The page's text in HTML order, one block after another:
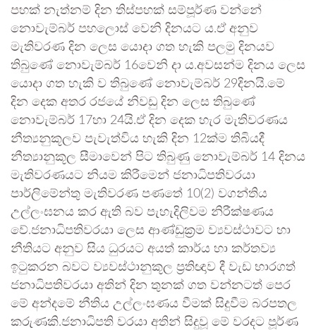
පහක් නැත්නම් දින තිස්පහක් සම්පූර්ණ වන්නේ
නොවැම්බර් පහලොස් වෙනි දිනයට ය.ඒ අනුව
මැතිවරණ දින ලෙස යොදා ගත හැකි පලමු දිනයව
තිබුණේ නොවැම්බර් 16වෙනි දා ය.අවසන්ම දිනය ලෙස
යොදා ගත හැකි ව තිබුණේ නොවැම්බර් 29දිනයි.මේ
දින දෙක අතර රජයේ නිවඩු දින ලෙස තිබුණේ
නොවැම්බර් 17හා 24යි.ඒ දින දෙක හැර මැතිවරණය
නීත්‍යනුකූලව පැවැත්විය හැකි දින 12ක්ම තිබියදී
නීත්‍යානුකූල සීමාවෙන් පිට තිබුණු නොවැම්බර් 14 දිනය
මැතිවරණයට නියම කිරීමෙන් ජනාධිපතිවරයා
පාර්ලිමේන්තු මැතිවරණ පණතේ 10(2) වගන්තිය
උල්ලංඝනය කර ඇති බව පැහැදිලිවම නිරීක්ෂණය
වේ.ජනාධිපතිවරයා ලෙස ආණ්ඩුක්‍රම ව්‍යවස්ථාවට හා
නීතියට අනුව සිය ධුරයට අයත් කාර්ය හා කර්තව්‍ය
ඉටුකරන බවට ව්‍යවස්ථානුකූල ප්‍රතිඥාව දී වැඩ භාරගත්
ජනාධිපතිවරයා අතින් දින තුනක් ගත වන්නටත් පෙර
මේ අන්දමේ නීතිය උල්ලංඝණය වීමක් සිදුවීම බරපතල
කරුණකි.ජනාධිපති වරයා අතින් සිදුවූ මේ වරදට පූර්ණ